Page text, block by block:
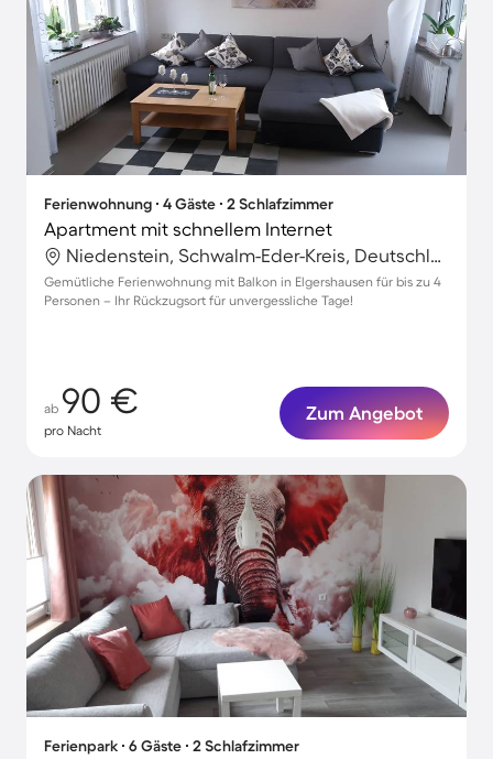
Ferienwohnung ∙ 4 Gäste ∙ 2 Schlafzimmer
Apartment mit schnellem Internet
Niedenstein, Schwalm-Eder-Kreis, Deutschland
Gemütliche Ferienwohnung mit Balkon in Elgershausen für bis zu 4
Personen – Ihr Rückzugsort für unvergessliche Tage!
ab 90 €
pro Nacht
Zum Angebot
Ferienpark ∙ 6 Gäste ∙ 2 Schlafzimmer